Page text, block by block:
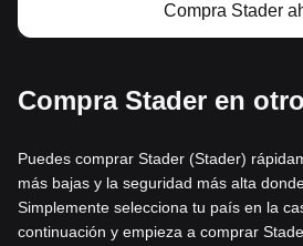
Compra Stader
Compra Stader en
Puedes comprar Stader (Stader)
más bajas y la seguridad más alta
Simplemente selecciona tu país en la
continuación y empieza a comprar